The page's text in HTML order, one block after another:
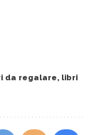
da regalare, libri